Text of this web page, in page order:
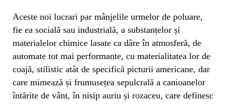
Aceste noi lucrari par mânjelile urmelor de poluare,
fie ea socială sau industrială, a substanțelor și
materialelor chimice lasate ca dâre în atmosferă, de
automate tot mai performante, cu materialitatea lor de
coajă, stilistic atât de specifică picturii americane, dar
care mimează și frumusețea sepulcrală a canioanelor
întărite de vânt, în nisip auriu și rozaceu, care definesc